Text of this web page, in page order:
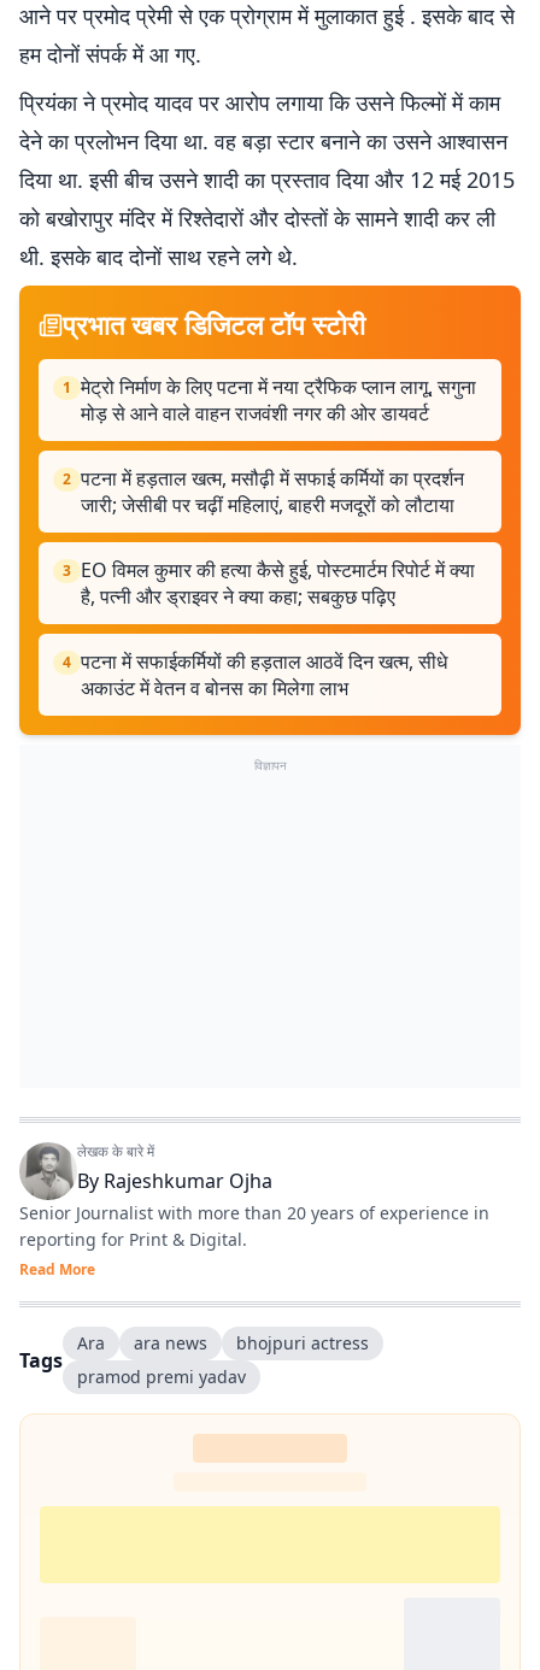
आने पर प्रमोद प्रेमी से एक प्रोग्राम में मुलाकात हुई . इसके बाद से
हम दोनों संपर्क में आ गए.
प्रियंका ने प्रमोद यादव पर आरोप लगाया कि उसने फिल्मों में काम
देने का प्रलोभन दिया था. वह बड़ा स्टार बनाने का उसने आश्वासन
दिया था. इसी बीच उसने शादी का प्रस्ताव दिया और 12 मई 2015
को बखोरापुर मंदिर में रिश्तेदारों और दोस्तों के सामने शादी कर ली
थी. इसके बाद दोनों साथ रहने लगे थे.
प्रभात खबर डिजिटल टॉप स्टोरी
1 मेट्रो निर्माण के लिए पटना में नया ट्रैफिक प्लान लागू, सगुना
मोड़ से आने वाले वाहन राजवंशी नगर की ओर डायवर्ट
2 पटना में हड़ताल खत्म, मसौढ़ी में सफाई कर्मियों का प्रदर्शन
जारी; जेसीबी पर चढ़ीं महिलाएं, बाहरी मजदूरों को लौटाया
3 EO विमल कुमार की हत्या कैसे हुई, पोस्टमार्टम रिपोर्ट में क्या
है, पत्नी और ड्राइवर ने क्या कहा; सबकुछ पढ़िए
4 पटना में सफाईकर्मियों की हड़ताल आठवें दिन खत्म, सीधे
अकाउंट में वेतन व बोनस का मिलेगा लाभ
विज्ञापन
लेखक के बारे में
By Rajeshkumar Ojha
Senior Journalist with more than 20 years of experience in
reporting for Print & Digital.
Read More
Tags
Ara ara news
bhojpuri actress
pramod premi yadav